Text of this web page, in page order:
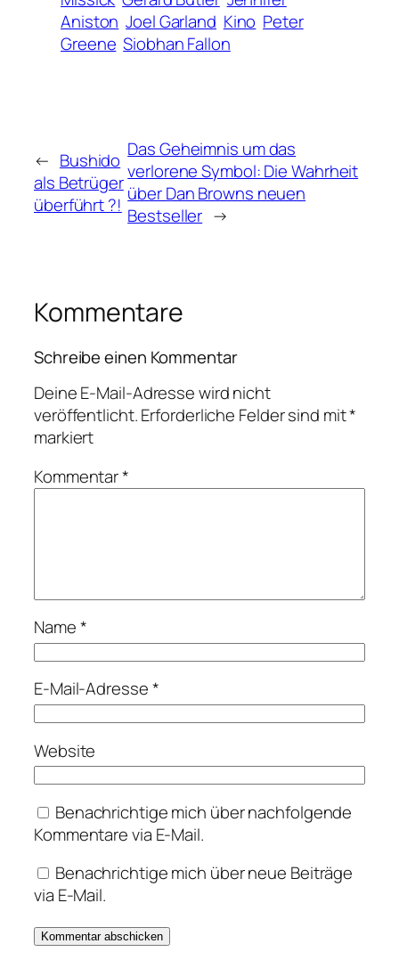
Aniston Joel Garland Kino Peter
Greene Siobhan Fallon
← Bushido
als Betrüger
überführt ?!
Das Geheimnis um das
verlorene Symbol: Die Wahrheit
über Dan Browns neuen
Bestseller →
Kommentare
Schreibe einen Kommentar
Deine E-Mail-Adresse wird nicht
veröffentlicht.Erforderliche Felder sind mit*
markiert
Kommentar*
Name*
E-Mail-Adresse*
Website
Benachrichtige mich über nachfolgende
Kommentare via E-Mail.
Benachrichtige mich über neue Beiträge
via E-Mail.